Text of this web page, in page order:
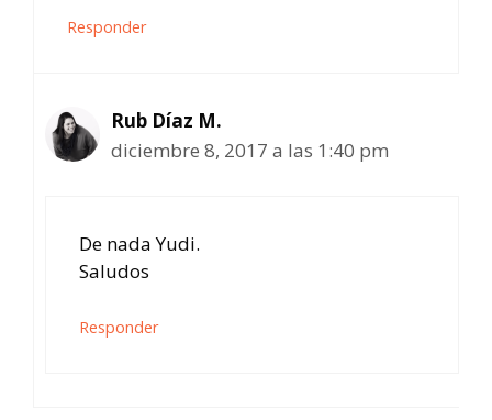
Responder
Rub Díaz M.
diciembre 8, 2017 a las 1:40 pm
De nada Yudi.
Saludos
Responder